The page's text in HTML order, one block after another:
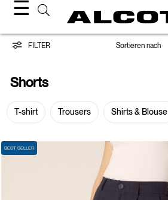
☰
Shorts
FILTER
Shorts
T-shirt Trousers Shirts & Blouse
BEST SELLER